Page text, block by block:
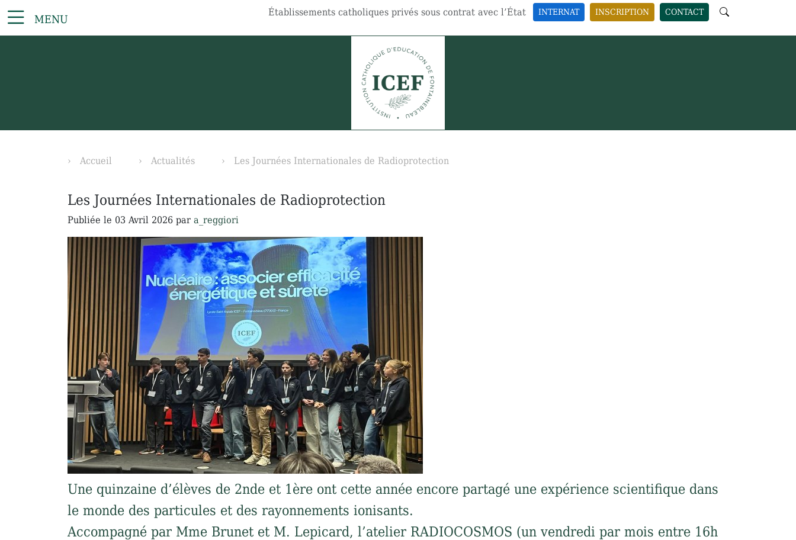
MENU
Établissements catholiques privés sous contrat avec l’État INTERNAT INSCRIPTION CONTACT
Accueil Actualités Les Journées Internationales de Radioprotection
Les Journées Internationales de Radioprotection
Publiée le 03 Avril 2026 par a_reggiori
Une quinzaine d’élèves de 2nde et 1ère ont cette année encore partagé une expérience scientifique dans
le monde des particules et des rayonnements ionisants.
Accompagné par Mme Brunet et M. Lepicard, l’atelier RADIOCOSMOS (un vendredi par mois entre 16h